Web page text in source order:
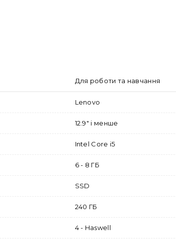
Для роботи та навчання
Lenovo
12.9" і менше
Intel Core i5
6 - 8 ГБ
SSD
240 ГБ
4 - Haswell